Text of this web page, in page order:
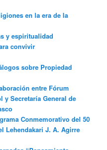
en la era de la
y espiritualidad
convivir
sobre Propiedad
entre Fórum
y Secretaría General de
Conmemorativo del 50
Lehendakari J. A. Agirre